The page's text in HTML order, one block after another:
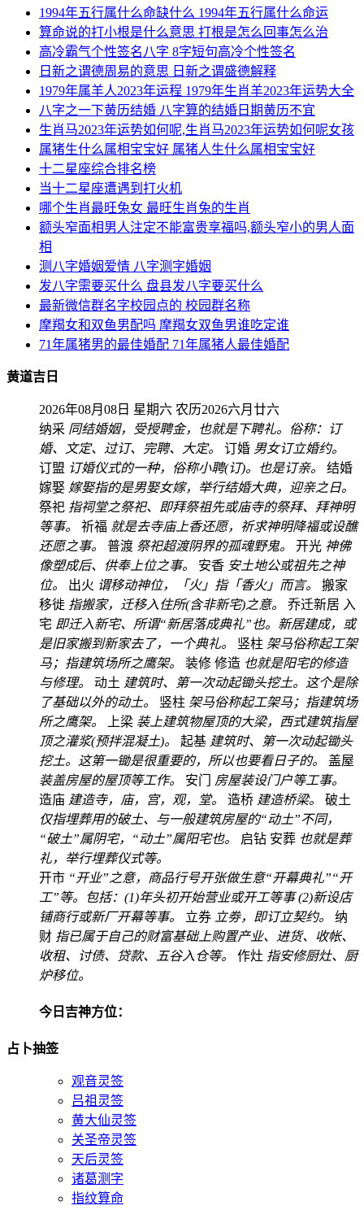
1994年五行属什么命缺什么 1994年五行属什么命运
算命说的打小根是什么意思 打根是怎么回事怎么治
高冷霸气个性签名八字 8字短句高冷个性签名
日新之谓德周易的意思 日新之谓盛德解释
1979年属羊人2023年运程 1979年生肖羊2023年运势大全
八字之一下黄历结婚 八字算的结婚日期黄历不宜
生肖马2023年运势如何呢,生肖马2023年运势如何呢女孩
属猪生什么属相宝宝好 属猪人生什么属相宝宝好
十二星座综合排名榜
当十二星座遭遇到打火机
哪个生肖最旺兔女 最旺生肖兔的生肖
额头窄面相男人注定不能富贵享福吗,额头窄小的男人面
相
测八字婚姻爱情 八字测字婚姻
发八字需要买什么 盘县发八字要买什么
最新微信群名字校园点的 校园群名称
摩羯女和双鱼男配吗 摩羯女双鱼男谁吃定谁
71年属猪男的最佳婚配 71年属猪人最佳婚配
黄道吉日
2026年08月08日 星期六 农历2026六月廿六
纳采 同结婚姻，受授聘金，也就是下聘礼。俗称：订
婚、文定、过订、完聘、大定。
订婚 男女订立婚约。
订盟 订婚仪式的一种，俗称小聘(订)。也是订亲。
结婚
嫁娶 嫁娶指的是男娶女嫁，举行结婚大典，迎亲之日。
祭祀 指祠堂之祭祀、即拜祭祖先或庙寺的祭拜、拜神明
等事。
祈福 就是去寺庙上香还愿，祈求神明降福或设醮
还愿之事。
普渡 祭祀超渡阴界的孤魂野鬼。 开光 神佛
像塑成后、供奉上位之事。
安香 安土地公或祖先之神
位。
出火 谓移动神位，「火」指「香火」而言。
搬家
移徙 指搬家，迁移入住所(含非新宅)之意。 乔迁新居 入
宅 即迁入新宅、所谓“新居落成典礼”也。新居建成，或
是旧家搬到新家去了，一个典礼。
竖柱 架马俗称起工架
马；指建筑场所之鹰架。
装修 修造 也就是阳宅的修造
与修理。
动土 建筑时、第一次动起锄头挖土。这个是除
了基础以外的动土。
竖柱 架马俗称起工架马；指建筑场
所之鹰架。
上梁 装上建筑物屋顶的大梁，西式建筑指屋
顶之灌浆(预拌混凝土)。
起基 建筑时、第一次动起锄头
挖土。这第一锄是很重要的，所以也要看日子的。
盖屋
装盖房屋的屋顶等工作。
安门
房屋装设门户等工事。
造庙 建造寺，庙，宫，观，堂。 造桥 建造桥梁。
破土
仅指埋葬用的破土、与一般建筑房屋的“动土”不同，
“破土”属阴宅，“动土”属阳宅也。
启钻 安葬 也就是葬
礼，举行埋葬仪式等。
开市 “开业”之意，商品行号开张做生意“开幕典礼”“开
工”等。包括：(1)年头初开始营业或开工等事 (2)新设店
铺商行或新厂开幕等事。
立券 立劵，即订立契约。
纳
财 指已属于自己的财富基础上购置产业、进货、收帐、
收租、讨债、贷款、五谷入仓等。
作灶 指安修厨灶、厨
炉移位。
今日吉神方位：
占卜抽签
观音灵签
吕祖灵签
黄大仙灵签
关圣帝灵签
天后灵签
诸葛测字
指纹算命